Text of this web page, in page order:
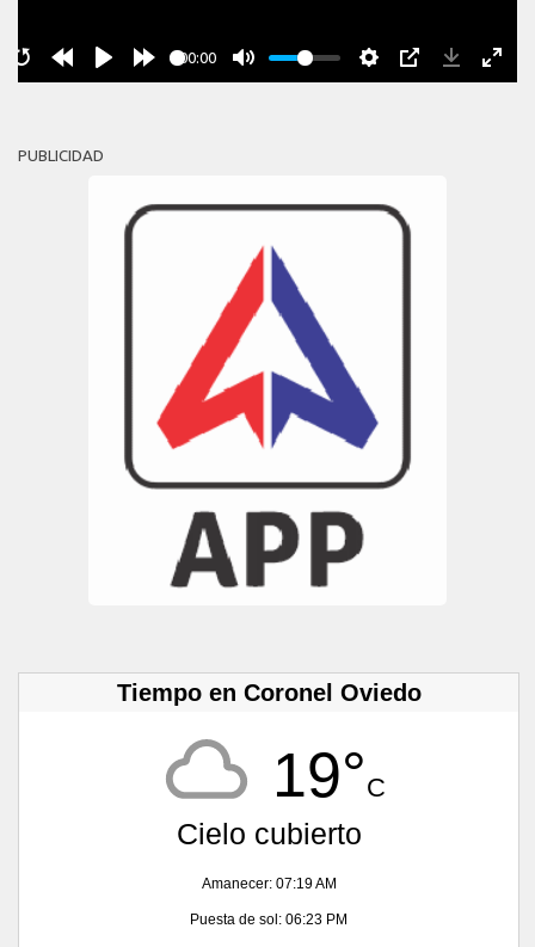
00:00
PUBLICIDAD
Tiempo en Coronel Oviedo
19°C
Cielo cubierto
Amanecer: 07:19 AM
Puesta de sol: 06:23 PM